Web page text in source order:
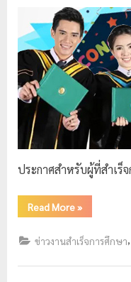
ประกาศสำหรับผู้ที่สำเร็
Read More»
ข่าวงานสำเร็จการศึกษา